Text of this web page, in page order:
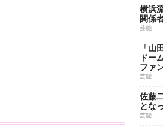
横浜
関係
芸能
「山
ドー
ファ
芸能
佐藤
とな
芸能